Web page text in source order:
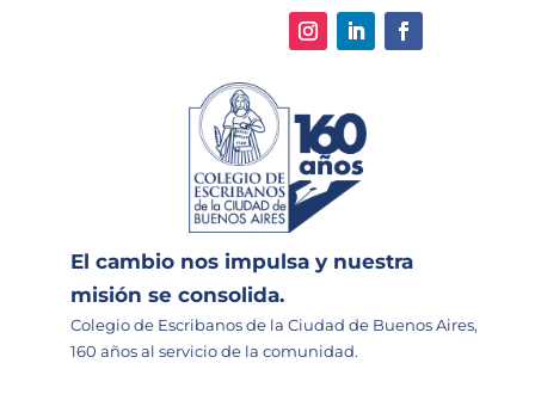
El cambio nos impulsa y nuestra
misión se consolida.
Colegio de Escribanos de la Ciudad de Buenos Aires,
160 años al servicio de la comunidad.